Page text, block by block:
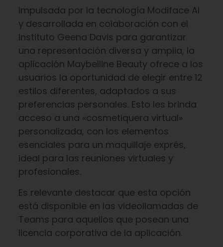
Impulsada por la tecnología Modiface AI
y desarrollada en colaboración con el
Instituto Geena Davis para garantizar
una representación diversa y amplia, la
aplicación Maybelline Beauty ofrece a los
usuarios la oportunidad de elegir entre 12
estilos diferentes, adaptados a sus
preferencias personales. Esto les brinda
acceso a una «cosmetiquera virtual»
personalizada, con los elementos
esenciales para un maquillaje exprés,
ideal para las reuniones virtuales y
profesionales.
Es relevante destacar que esta opción
está disponible en las videollamadas de
Teams para aquellos que posean una
licencia corporativa de la aplicación.